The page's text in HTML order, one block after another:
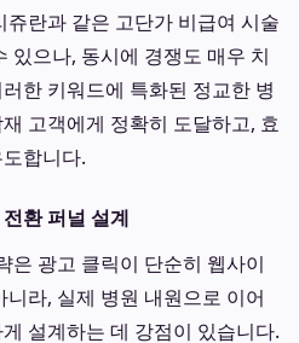
란과 같은 고단가 비급여 시술
있으나, 동시에 경쟁도 매우 치
한 키워드에 특화된 정교한 병
고객에게 정확히 도달하고, 효
합니다.
환 퍼널 설계
은 광고 클릭이 단순히 웹사이
라, 실제 병원 내원으로 이어
설계하는 데 강점이 있습니다.